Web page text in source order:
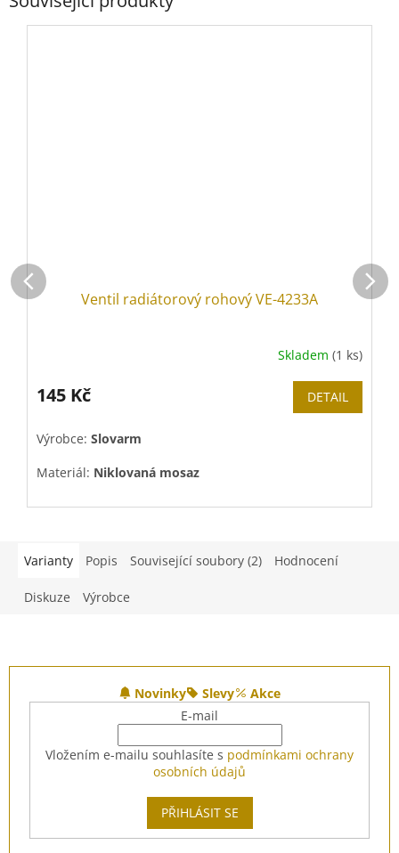
Ventil radiátorový rohový VE-4233A
Skladem (1 ks)
145 Kč DETAIL
Výrobce: Slovarm
Materiál: Niklovaná mosaz
Varianty Popis Související soubory (2) Hodnocení
Diskuze Výrobce
Novinky Slevy
Akce
E-mail
Vložením e-mailu souhlasíte s podmínkami ochrany
osobních údajů
PŘIHLÁSIT SE